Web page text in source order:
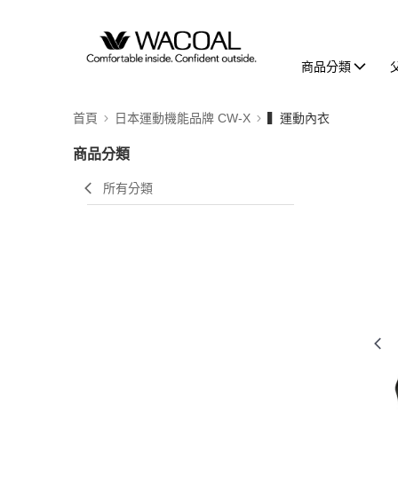
商品分類
首頁 日本運動機能品牌 CW-X ▍運動內衣
商品分類
所有分類